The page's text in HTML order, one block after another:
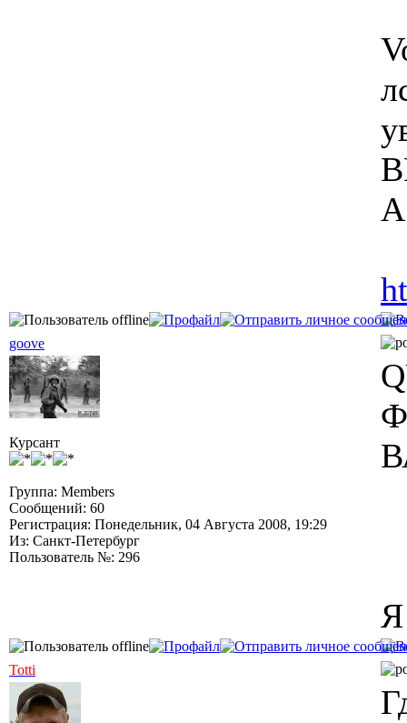
А
goove
Курсант
Группа: Members
Сообщений: 60
Регистрация: Понедельник, 04 Августа 2008, 19:29
Из: Санкт-Петербург
Пользователь №: 296
Я
Totti